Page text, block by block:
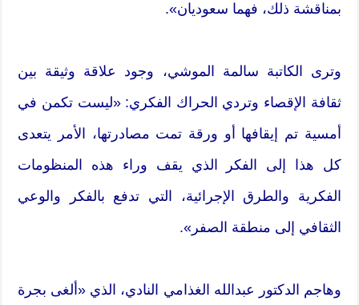
بمناقشة ذلك، فهما سعوديان».
وترى الكاتبة سالمة الموشي، وجود علاقة وثيقة بين
ثقافة الإقصاء وتردي الحراك الفكري: «ليست تكمن في
أمسية تم إيقافها أو ورقة تمت مصادرتها، الأمر يتعدى
كل هذا إلى الفكر الذي يقف وراء هذه المنظومات
الفكرية والطرق الإجرائية، التي تدفع بالفكر والوعي
الثقافي إلى منطقة الصفر».
وهاجم الدكتور عبدالله الغذامي النادي، الذي «ألغى بجرة